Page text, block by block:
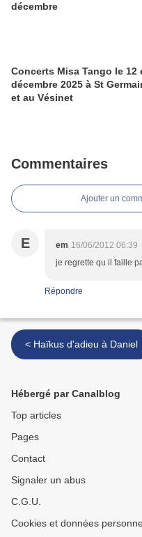
décembre
Concerts Misa Tango le 12
décembre 2025 à St
et au Vésinet
Commentaires
Ajouter un
E em 16/06/2012 06:39
je regrette qu il faille
Répondre
< Haïkus d'adieu à Daniel
Hébergé par Canalblog
Top articles
Pages
Contact
Signaler un abus
C.G.U.
Cookies et données